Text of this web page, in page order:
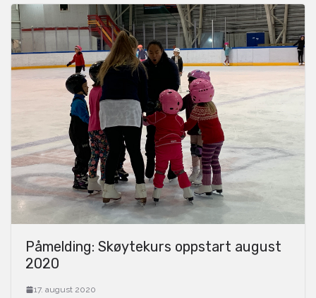
Påmelding: Skøytekurs oppstart august
2020
17. august 2020